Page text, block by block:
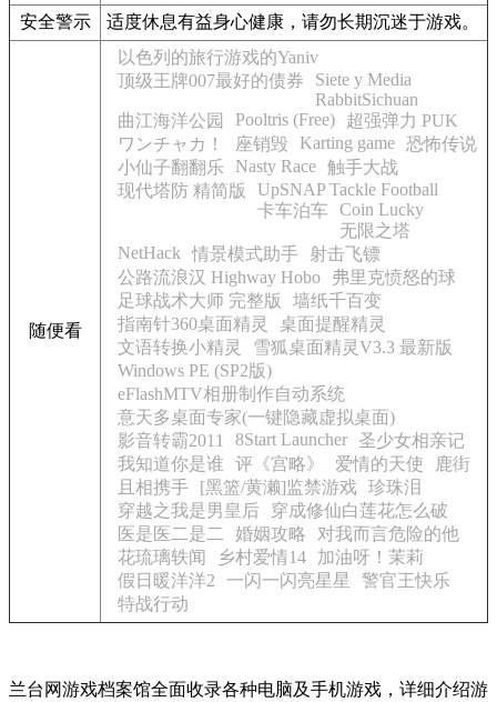
安全警示
适度休息有益身心健康，请勿长期沉迷于游戏。
随便看
以色列的旅行游戏的Yaniv
顶级王牌007最好的债券
Siete y Media
RabbitSichuan
曲江海洋公园
Pooltris (Free)
超强弹力 PUK
ワンチャカ！
座销毁 Karting game 恐怖传说
小仙子翻翻乐
Nasty Race 触手大战
现代塔防 精简版
UpSNAP Tackle Football
卡车泊车
Coin Lucky
无限之塔
NetHack
情景模式助手
射击飞镖
公路流浪汉 Highway Hobo
弗里克愤怒的球
足球战术大师 完整版
墙纸千百变
指南针360桌面精灵
桌面提醒精灵
文语转换小精灵
雪狐桌面精灵V3.3 最新版
Windows PE (SP2版)
eFlashMTV相册制作自动系统
意天多桌面专家(一键隐藏虚拟桌面)
影音转霸2011
8Start Launcher
圣少女相亲记
我知道你是谁
评《宫略》 爱情的天使
鹿街
且相携手
[黑篮/黄濑]监禁游戏
珍珠泪
穿越之我是男皇后
穿成修仙白莲花怎么破
医是医二是二
婚姻攻略
对我而言危险的他
花琉璃轶闻
乡村爱情14
加油呀！茉莉
假日暖洋洋2
一闪一闪亮星星
警官王快乐
特战行动
兰台网游戏档案馆全面收录各种电脑及手机游戏，详细介绍游